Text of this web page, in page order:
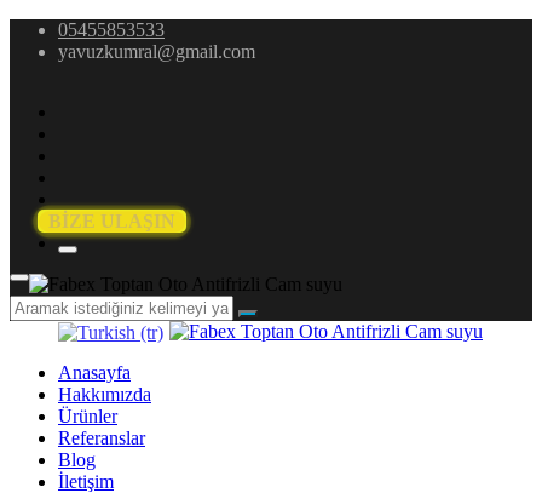
05455853533
yavuzkumral@gmail.com
BİZE ULAŞIN
Anasayfa
Hakkımızda
Ürünler
Referanslar
Blog
İletişim